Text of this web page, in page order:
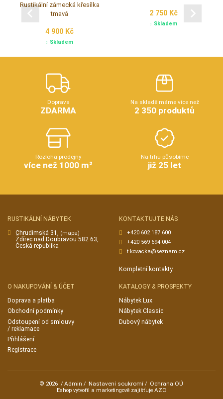
Rustikální zámecká křesílka
tmavá
4 900 Kč
Skladem
2 750 Kč
Skladem
Doprava
ZDARMA
Na skladě máme více než
2 350 produktů
Rozloha prodejny
více než 1000 m²
Na trhu působíme
již 25 let
RUSTIKÁLNÍ NÁBYTEK
Chrudimská 31, (mapa)
Ždírec nad Doubravou 582 63,
Česká republika
KONTAKTUJTE NÁS
+420 602 187 600
+420 569 694 004
t.kovacka@seznam.cz
Kompletní kontakty
O NAKUPOVÁNÍ & ÚČET
Doprava a platba
Obchodní podmínky
Odstoupení od smlouvy
/ reklamace
Přihlášení
Registrace
KATALOGY & PROSPEKTY
Nábytek Lux
Nábytek Classic
Dubový nábytek
© 2026 / Admin / Nastavení soukromí / Ochrana OÚ
Eshop vytvořil a marketingově zajišťuje AZC